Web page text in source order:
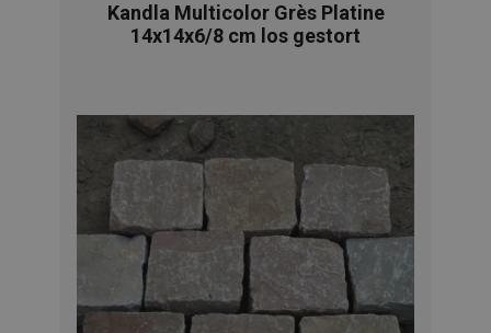
Kandla Multicolor Grès Platine
14x14x6/8 cm los gestort